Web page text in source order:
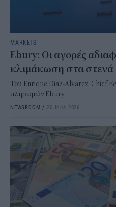
MARKETS
Ebury: Οι αγορές
κλιμάκωση στα στενά
Του Enrique Diaz-Alvarez, Chief
πληρωμών Ebury
NEWSROOM / 20 Ιουλ 2026